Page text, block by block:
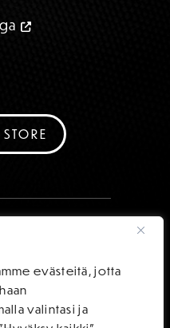
evästeitä, jotta
valintasi ja